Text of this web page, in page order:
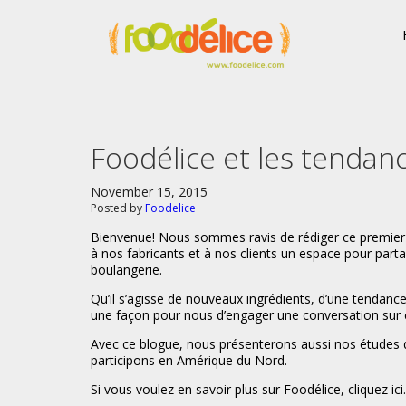
Foodélice et les
November 15, 2015
Posted by Foodelice
Bienvenue! Nous sommes ravis de rédiger ce
à nos fabricants et à nos clients un espace pour
boulangerie.
Qu’il s’agisse de nouveaux ingrédients, d’une
une façon pour nous d’engager une conversation
Avec ce blogue, nous présenterons aussi nos
participons en Amérique du Nord.
Si vous voulez en savoir plus sur Foodélice, cliquez ici.